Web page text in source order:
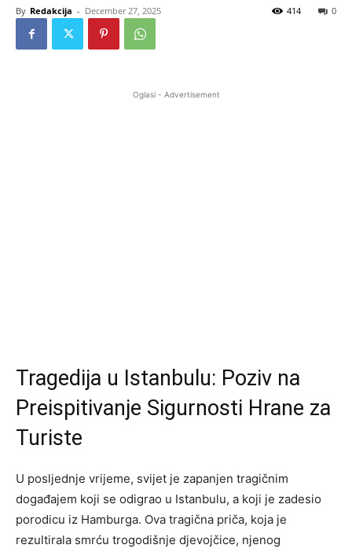
By Redakcija - December 27, 2025 0
414
Oglasi - Advertisement
Tragedija u Istanbulu: Poziv na
Preispitivanje Sigurnosti Hrane za
Turiste
U posljednje vrijeme, svijet je zapanjen tragičnim
događajem koji se odigrao u Istanbulu, a koji je zadesio
porodicu iz Hamburga. Ova tragična priča, koja je
rezultirala smrću trogodišnje djevojčice, njenog